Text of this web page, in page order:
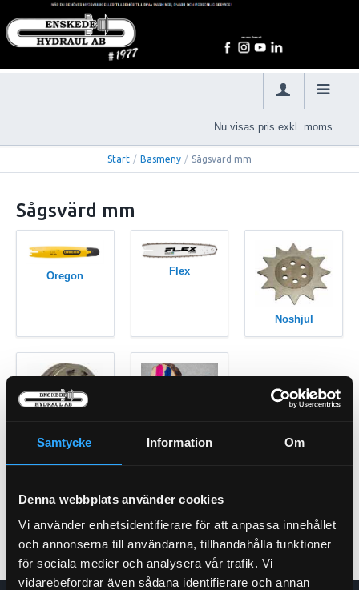
Samtycke Information Om
Denna webbplats använder cookies
Vi använder enhetsidentifierare för att anpassa innehållet
och annonserna till användarna, tillhandahålla funktioner
för sociala medier och analysera vår trafik. Vi
vidarebefordrar även sådana identifierare och annan
Nu visas pris exkl. moms
Start / Basmeny / Sågsvärd mm
Sågsvärd mm
Oregon Flex
Noshjul